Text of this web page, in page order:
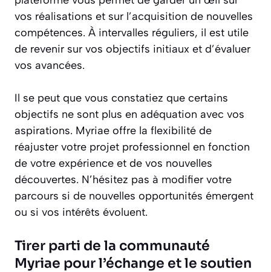
vos réalisations et sur l’acquisition de nouvelles
compétences. À intervalles réguliers, il est utile
de revenir sur vos objectifs initiaux et d’évaluer
vos avancées.
Il se peut que vous constatiez que certains
objectifs ne sont plus en adéquation avec vos
aspirations. Myriae offre la flexibilité de
réajuster votre projet professionnel en fonction
de votre expérience et de vos nouvelles
découvertes. N’hésitez pas à modifier votre
parcours si de nouvelles opportunités émergent
ou si vos intérêts évoluent.
Tirer parti de la communauté
Myriae pour l’échange et le soutien